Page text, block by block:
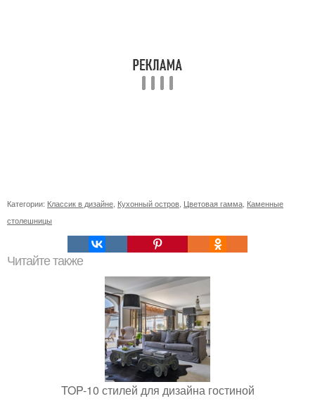
Категории: Классик в дизайне Кухонный остров Цветовая гамма Каменные
столешницы
Читайте также
TOP-10 стилей для дизайна гостиной